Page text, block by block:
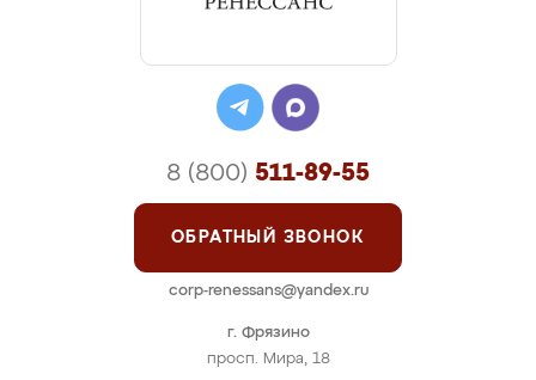
г. Фрязино
просп. Мира, 18
8 (800) 511-89-55
ОБРАТНЫЙ ЗВОНОК
corp-renessans@yandex.ru